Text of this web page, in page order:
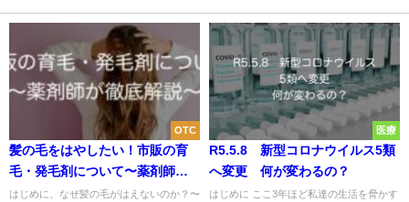
OTC
髪の毛をはやしたい！市販の育
毛・発毛剤について〜薬剤師が
徹底解説〜
はじめに、なぜ髪の毛がはえないのか？〜
医療
R5.5.8 新型コロナウイルス5類
へ変更 何が変わるの？
はじめに ここ3年ほど私達の生活を脅かす